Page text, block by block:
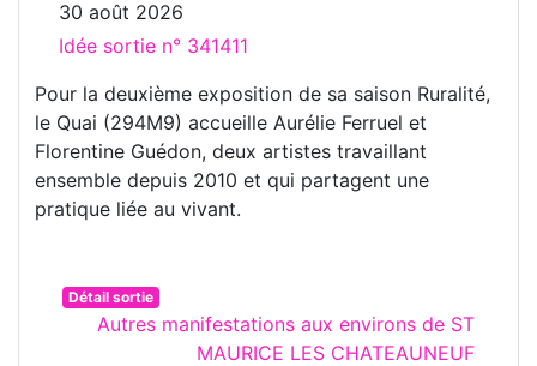
30 août 2026
Idée sortie n° 341411
Pour la deuxième exposition de sa saison Ruralité,
le Quai (294M9) accueille Aurélie Ferruel et
Florentine Guédon, deux artistes travaillant
ensemble depuis 2010 et qui partagent une
pratique liée au vivant.
Détail sortie
Autres manifestations aux environs de ST
MAURICE LES CHATEAUNEUF